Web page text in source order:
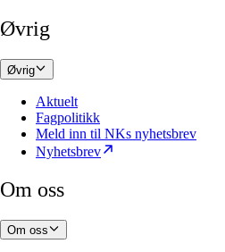
Øvrig
Øvrig
Aktuelt
Fagpolitikk
Meld inn til NKs nyhetsbrev
Nyhetsbrev
Om oss
Om oss